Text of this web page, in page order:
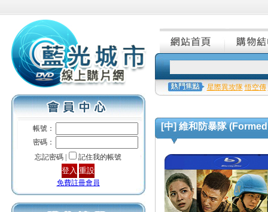
帳號：
密碼：
忘記密碼 |
記住我的帳號
免費註冊會員
星際異攻隊 悟空傳
[中] 維和防暴隊